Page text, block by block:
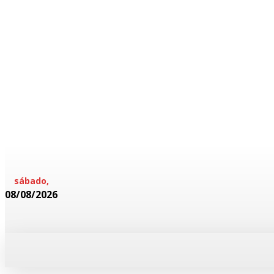
sábado,
08/08/2026